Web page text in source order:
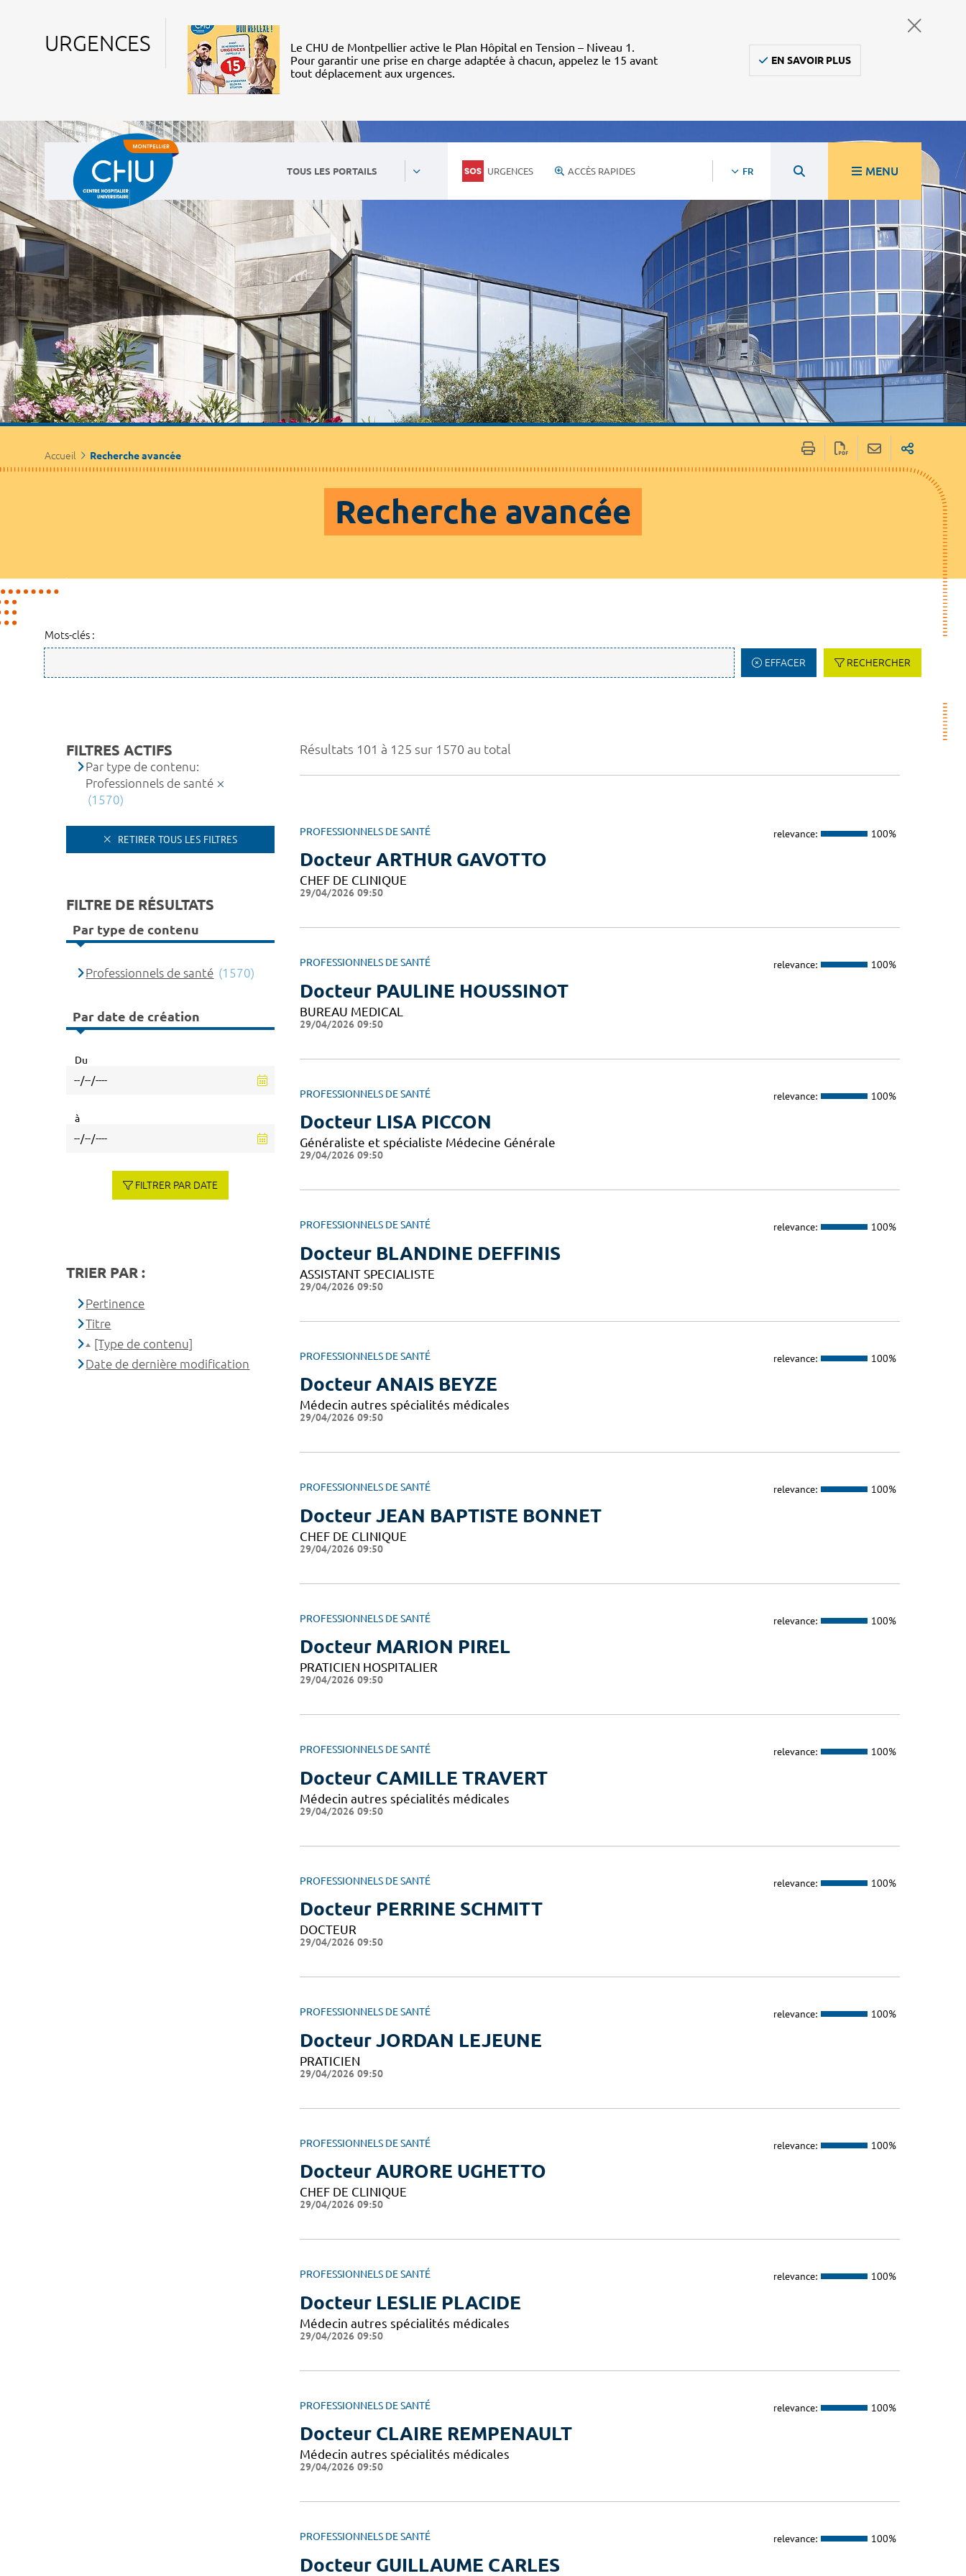
URGENCES
Le CHU de Montpellier active le Plan Hôpital en Tension – Niveau 1.
Pour garantir une prise en charge adaptée à chacun, appelez le 15 avant
tout déplacement aux urgences.
EN SAVOIR PLUS
TOUS LES PORTAILS URGENCES ACCÈS RAPIDES FR MENU
Accueil Recherche avancée
Recherche avancée
Mots-clés :
EFFACER RECHERCHER
Résultats 101 à 125 sur 1570 au total
PROFESSIONNELS DE SANTÉ relevance: 100%
Docteur ARTHUR GAVOTTO
CHEF DE CLINIQUE
29/04/2026 09:50
PROFESSIONNELS DE SANTÉ relevance: 100%
Docteur PAULINE HOUSSINOT
BUREAU MEDICAL
29/04/2026 09:50
PROFESSIONNELS DE SANTÉ relevance: 100%
Docteur LISA PICCON
Généraliste et spécialiste Médecine Générale
29/04/2026 09:50
PROFESSIONNELS DE SANTÉ relevance: 100%
Docteur BLANDINE DEFFINIS
ASSISTANT SPECIALISTE
29/04/2026 09:50
PROFESSIONNELS DE SANTÉ relevance: 100%
Docteur ANAIS BEYZE
Médecin autres spécialités médicales
29/04/2026 09:50
PROFESSIONNELS DE SANTÉ relevance: 100%
Docteur JEAN BAPTISTE BONNET
CHEF DE CLINIQUE
29/04/2026 09:50
PROFESSIONNELS DE SANTÉ relevance: 100%
Docteur MARION PIREL
PRATICIEN HOSPITALIER
29/04/2026 09:50
PROFESSIONNELS DE SANTÉ relevance: 100%
Docteur CAMILLE TRAVERT
Médecin autres spécialités médicales
29/04/2026 09:50
PROFESSIONNELS DE SANTÉ relevance: 100%
Docteur PERRINE SCHMITT
DOCTEUR
29/04/2026 09:50
PROFESSIONNELS DE SANTÉ relevance: 100%
Docteur JORDAN LEJEUNE
PRATICIEN
29/04/2026 09:50
PROFESSIONNELS DE SANTÉ relevance: 100%
Docteur AURORE UGHETTO
CHEF DE CLINIQUE
29/04/2026 09:50
PROFESSIONNELS DE SANTÉ relevance: 100%
Docteur LESLIE PLACIDE
Médecin autres spécialités médicales
29/04/2026 09:50
PROFESSIONNELS DE SANTÉ relevance: 100%
Docteur CLAIRE REMPENAULT
Médecin autres spécialités médicales
29/04/2026 09:50
PROFESSIONNELS DE SANTÉ relevance: 100%
Docteur GUILLAUME CARLES
FILTRES ACTIFS
Par type de contenu:
Professionnels de santé
(1570)
RETIRER TOUS LES FILTRES
FILTRE DE RÉSULTATS
Par type de contenu
Professionnels de santé (1570)
Par date de création
Du
à
FILTRER PAR DATE
TRIER PAR :
Pertinence
Titre
[Type de contenu]
Date de dernière modification